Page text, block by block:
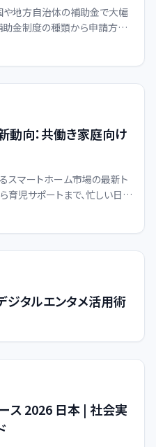
や地方自治体の補助金で大幅
助金制度の種類から申請方法、
、賢いスマートホーム化を支
動向：共働き家庭向け
スマートホーム市場の最新ト
育児サポートまで、忙しい日々
載です。
ジタルエンタメ活用術
ス 2026 日本 | 社会実